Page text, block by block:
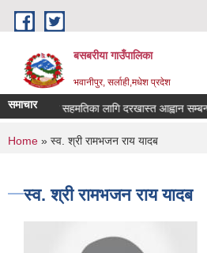
Skip to main content
बसबरीया गाउँपालिका
भवानीपुर, सर्लाही,मधेश प्रदेश
समाचारसरुवा सहमतिका लागि दरखास्त आह्वान सम्बन्धमा
You are here
Home » स्व. श्री रामभजन राय यादब
स्व. श्री रामभजन राय यादब